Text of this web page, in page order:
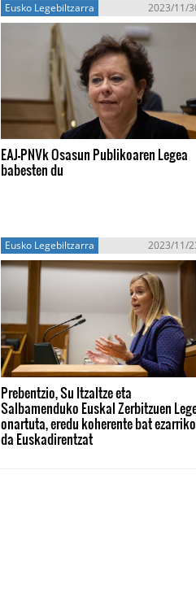
Eusko Legebiltzarra 2023/11/
EAJ-PNVk Osasun Publikoaren Legea
babesten du
Eusko Legebiltzarra 2023/11/
Prebentzio, Su Itzaltze eta
Salbamenduko Euskal Zerbitzuen
onartuta, eredu koherente bat ezarriko
da Euskadirentzat